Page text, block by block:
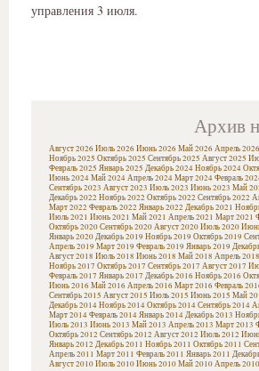
управления 3 июля.
Архив
Август 2026 Июль 2026 Июнь 2026 Май 2026 Апрель 2026
Ноябрь 2025 Октябрь 2025 Сентябрь 2025 Август 2025
Февраль 2025 Январь 2025 Декабрь 2024Ноябрь 2024
Июнь 2024Май 2024Апрель 2024Март 2024Февраль
Сентябрь 2023 Август 2023 Июль 2023 Июнь 2023 Май
Декабрь 2022 Ноябрь 2022 Октябрь 2022 Сентябрь 2022
Март 2022 Февраль 2022 Январь 2022 Декабрь 2021
Июль 2021 Июнь 2021 Май 2021 Апрель 2021 Март 2021
Октябрь 2020Сентябрь 2020Август 2020Июль 2020
Январь 2020Декабрь 2019 Ноябрь 2019 Октябрь 2019
Апрель 2019 Март 2019 Февраль 2019 Январь 2019
Август 2018 Июль 2018 Июнь 2018 Май 2018 Апрель 2018
Ноябрь 2017 Октябрь 2017 Сентябрь 2017 Август 2017
Февраль 2017 Январь 2017 Декабрь 2016 Ноябрь 2016
Июнь 2016 Май 2016 Апрель 2016 Март 2016 Февраль
Сентябрь 2015 Август 2015 Июль 2015 Июнь 2015 Май
Декабрь 2014Ноябрь 2014Октябрь 2014Сентябрь 2014
Март 2014Февраль 2014Январь 2014Декабрь 2013
Июль 2013 Июнь 2013 Май 2013 Апрель 2013 Март 2013
Октябрь 2012 Сентябрь 2012 Август 2012 Июль 2012
Январь 2012 Декабрь 2011 Ноябрь 2011 Октябрь 2011
Апрель 2011 Март 2011 Февраль 2011 Январь 2011
Август 2010Июль 2010Июнь 2010Май 2010Апрель 2010